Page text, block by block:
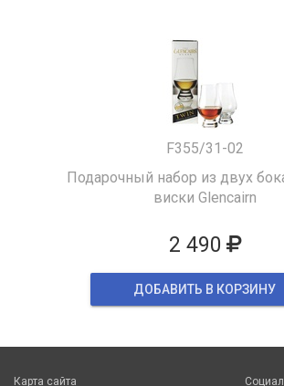
F355/31-02
Подарочный набор из двух
виски Glencairn
2 490
ДОБАВИТЬ В КОРЗИНУ
Карта сайта